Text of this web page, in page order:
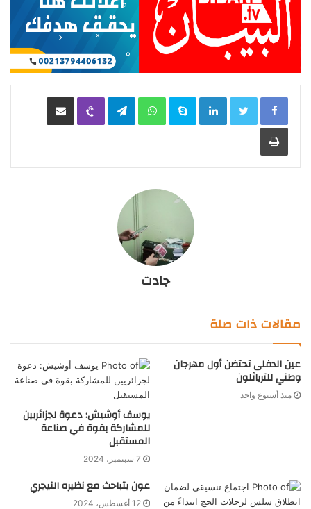
LinkedIn
Skype
WhatsApp
Telegram
Viber مشاركة عبر البريد
طباعة
جادت
مقالات ذات صلة
عين الدفلى تحتضن أول مهرجان
وطني للترياثلون
منذ أسبوع واحد
يوسف أوشيش: دعوة لجزائريين
للمشاركة بقوة في صناعة
المستقبل
7 سبتمبر، 2024
عون يتباحث مع نظيره النيجري
12 أغسطس، 2024